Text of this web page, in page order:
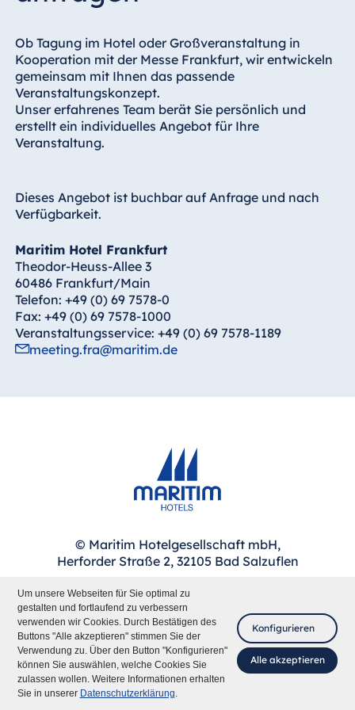
Um unsere Webseiten für Sie optimal zu
gestalten und fortlaufend zu verbessern
verwenden wir Cookies. Durch Bestätigen des
Buttons "Alle akzeptieren" stimmen Sie der
Verwendung zu. Über den Button "Konfigurieren"
können Sie auswählen, welche Cookies Sie
zulassen wollen. Weitere Informationen erhalten
Sie in unserer Datenschutzerklärung.
Konfigurieren
Alle akzeptieren
4 Lautsprechertürme, bestückt mit KS
CPA 2, CPA W (aktiv)
2 Lautsprechertürme, bestückt mit KS TX
1, TW (passiv)
Mikrofone: Shure, Neumann, Schoeps
Mikroport-Anlage: Shure UR4 mit
Handsender UR2 (Kapsel SM87A) und
WL185)
Diskussions-, Konferenz- und
Dolmetschersysteme: BOSCH DCNNG &
BOSCH INTERGRUS & Shure
ConferenceONE
Ob Tagung im Hotel oder Großveranstaltung in
Kooperation mit der Messe Frankfurt, wir entwickeln
gemeinsam mit Ihnen das passende
Veranstaltungskonzept.
Unser erfahrenes Team berät Sie persönlich und
erstellt ein individuelles Angebot für Ihre
Veranstaltung.
Dieses Angebot ist buchbar auf Anfrage und nach
Verfügbarkeit.
Maritim Hotel Frankfurt
Theodor-Heuss-Allee 3
60486 Frankfurt/Main
Telefon: +49 (0) 69 7578-0
Fax: +49 (0) 69 7578-1000
Veranstaltungsservice: +49 (0) 69 7578-1189
meeting.fra@maritim.de
© Maritim Hotelgesellschaft mbH,
Herforder Straße 2, 32105 Bad Salzuflen
Maritim international
Wir bieten Ihnen folgende Sprachversionen
an:
Fragen Sie mich